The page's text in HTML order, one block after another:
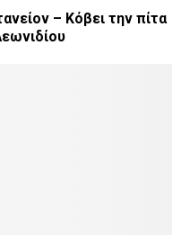
– Κόβει την πίτα